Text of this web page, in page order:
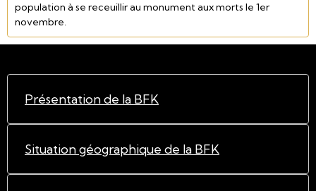
population à se receuillir au monument aux morts le 1er
novembre.
Présentation de la BFK
Situation géographique de la BFK